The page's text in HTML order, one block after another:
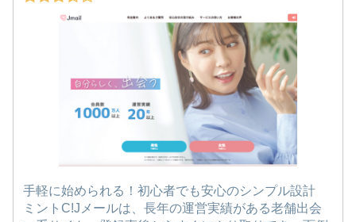
手軽に始められる！初心者でも安心のシンプル設計
ミントC!Jメールは、長年の運営実績がある老舗出会